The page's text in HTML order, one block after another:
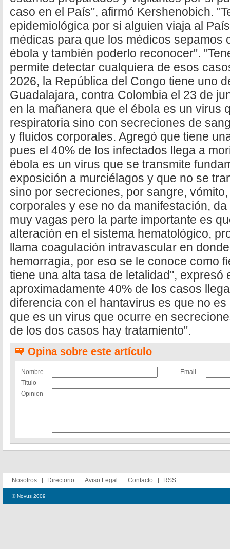
caso en el País", afirmó Kershenobich.
epidemiológica por si alguien viaja al
médicas para que los médicos sepamos
ébola y también poderlo reconocer".
permite detectar cualquiera de esos
2026, la República del Congo tiene uno
Guadalajara, contra Colombia el 23 de
en la mañanera que el ébola es un virus
respiratoria sino con secreciones de
y fluidos corporales. Agregó que tiene
pues el 40% de los infectados llega a
ébola es un virus que se transmite
exposición a murciélagos y que no se
sino por secreciones, por sangre,
corporales y ese no da manifestación,
muy vagas pero la parte importante es
alteración en el sistema hematológico,
llama coagulación intravascular en
hemorragia, por eso se le conoce como
tiene una alta tasa de letalidad", expresó
aproximadamente 40% de los casos
diferencia con el hantavirus es que no
que es un virus que ocurre en
de los dos casos hay tratamiento".
Opina sobre este artículo
Nombre
Email
Título
Opinion
Nosotros Directorio Aviso Legal Contacto RSS
© Novus 2009